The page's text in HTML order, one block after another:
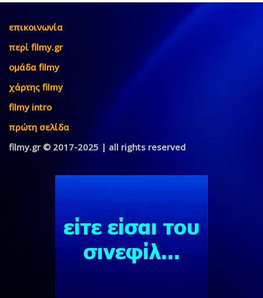
επικοινωνία
περί filmy.gr
ομάδα filmy
χάρτης filmy
filmy intro
πρώτη σελίδα
filmy.gr © 2017-2025 | all rights reserved